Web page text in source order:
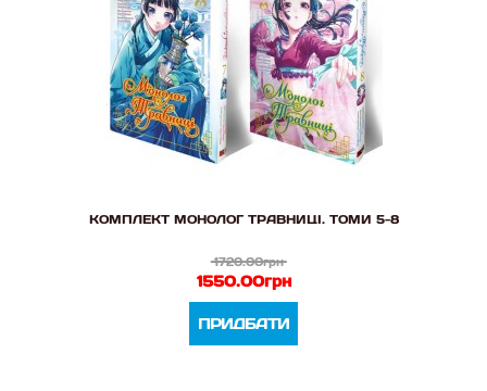
КОМПЛЕКТ МОНОЛОГ ТРАВНИЦІ. ТОМИ 5-8
1720.00грн
1550.00грн
ПРИДБАТИ